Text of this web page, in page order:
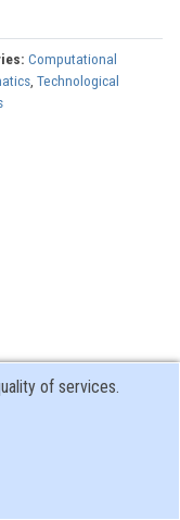
Computational
, Technological
of services.